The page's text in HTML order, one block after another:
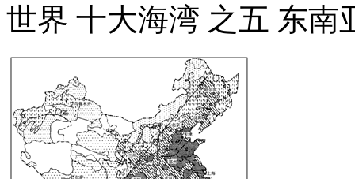
世界 十大海湾 之五 东南